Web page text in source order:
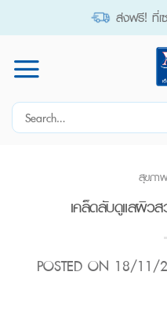
ส่งฟรี! ที่เ
Search
สุขภา
เคล็ดลับดูแลผิว
POSTED ON 18/11/